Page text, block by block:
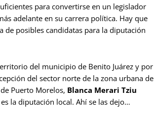
para convertirse en un legislador
adelante en su carrera política. Hay que
de posibles candidatas para la diputación
del municipio de Benito Juárez y por
del sector norte de la zona urbana de
Puerto Morelos, Blanca Merari Tziu
la diputación local. Ahí se las dejo…